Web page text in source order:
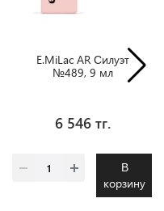
E.MiLac AR Силуэт
№489, 9 мл
6 546 тг.
В
корзину